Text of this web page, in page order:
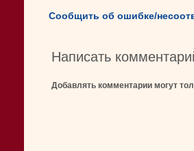
Сообщить об ошибке/
Написать
Добавлять комментарии могут